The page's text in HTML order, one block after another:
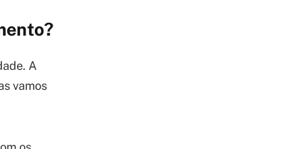
A
vamos